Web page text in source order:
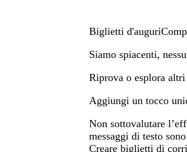
Filtri
Biglietti d'auguri
Siamo spiacenti,
Riprova o esplora altri
Aggiungi un tocco
Non sottovalutare
messaggi di testo
Creare biglietti di